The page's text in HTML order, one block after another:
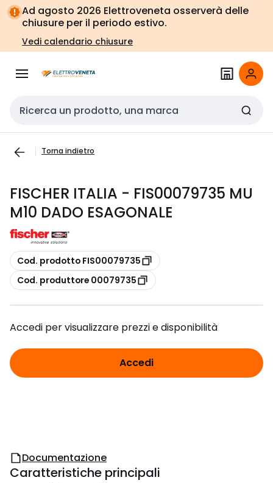
Vai alla
navigazione
Vai
alla
pagina
Ad agosto 2026 Elettroveneta osserverà delle
chiusure per il periodo estivo.
Vedi calendario chiusure
Cerca input
Torna indietro
FISCHER ITALIA - FIS00079735 MU
M10 DADO ESAGONALE
copia
Cod. prodotto FIS00079735
copia
Cod. produttore 00079735
Accedi per visualizzare prezzi e disponibilità
Accedi
Documentazione
Caratteristiche principali